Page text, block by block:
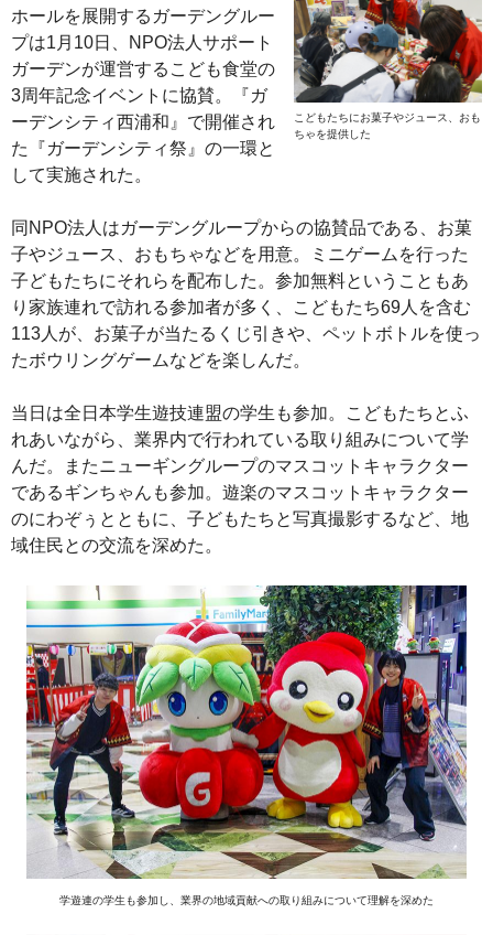
こどもたちにお菓子やジュース、おも
ちゃを提供した
ホールを展開するガーデングルー
プは1月10日、NPO法人サポート
ガーデンが運営するこども食堂の
3周年記念イベントに協賛。『ガ
ーデンシティ西浦和』で開催され
た『ガーデンシティ祭』の一環と
して実施された。
同NPO法人はガーデングループからの協賛品である、お菓
子やジュース、おもちゃなどを用意。ミニゲームを行った
子どもたちにそれらを配布した。参加無料ということもあ
り家族連れで訪れる参加者が多く、こどもたち69人を含む
113人が、お菓子が当たるくじ引きや、ペットボトルを使っ
たボウリングゲームなどを楽しんだ。
当日は全日本学生遊技連盟の学生も参加。こどもたちとふ
れあいながら、業界内で行われている取り組みについて学
んだ。またニューギングループのマスコットキャラクター
であるギンちゃんも参加。遊楽のマスコットキャラクター
のにわぞぅとともに、子どもたちと写真撮影するなど、地
域住民との交流を深めた。
学遊連の学生も参加し、業界の地域貢献への取り組みについて理解を深めた